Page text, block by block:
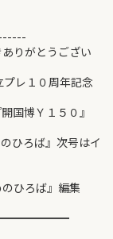
りがとうござい
レ１０周年記念
国博Ｙ１５０』
ひろば』次号はイ
編集